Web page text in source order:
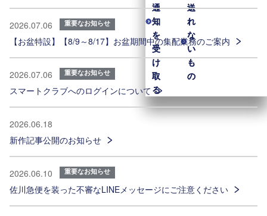
通
知
を
受
け
取
る
送
れ
な
い
も
の
通
知
を
受
け
取
る
送
れ
な
い
も
の
2026.07.06 重要なお知らせ
【お盆特設】【8/9～8/17】お盆期間中の集配業務のご案内
2026.07.06 重要なお知らせ
スマートクラブへのログインについて
2026.06.18
新作記事公開のお知らせ
2026.06.10 重要なお知らせ
佐川急便を装った不審なLINEメッセージにご注意ください